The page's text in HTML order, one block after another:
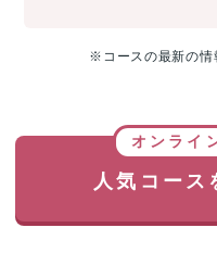
※コースの最新の情
オンライ
人気コース